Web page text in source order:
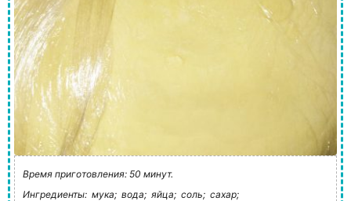
Время приготовления: 50 минут.
Ингредиенты: мука; вода; яйца; соль; сахар;